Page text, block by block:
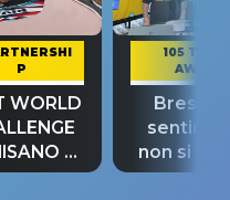
P
WORLD
si
105 TAKE
AWAY
Bresh:
non si
fino alla